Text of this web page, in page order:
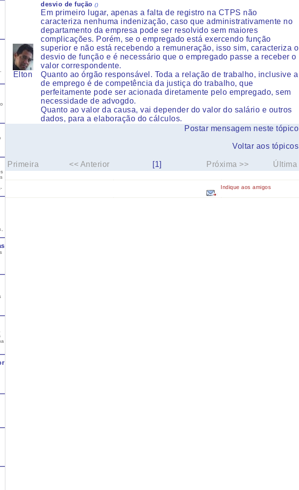
Elton
desvio de fução ()
Em primeiro lugar, apenas a falta de registro na CTPS não
caracteriza nenhuma indenização, caso que administrativamente no
departamento da empresa pode ser resolvido sem maiores
complicações. Porém, se o empregado está exercendo função
superior e não está recebendo a remuneração, isso sim, caracteriza o
desvio de função e é necessário que o empregado passe a receber o
valor correspondente.
Quanto ao órgão responsável. Toda a relação de trabalho, inclusive a
de emprego é de competência da justiça do trabalho, que
perfeitamente pode ser acionada diretamente pelo empregado, sem
necessidade de advogdo.
Quanto ao valor da causa, vai depender do valor do salário e outros
dados, para a elaboração do cálculos.
Postar mensagem neste tópico
Voltar aos tópicos
Primeira << Anterior [1] Próxima >> Última
Indique aos amigos